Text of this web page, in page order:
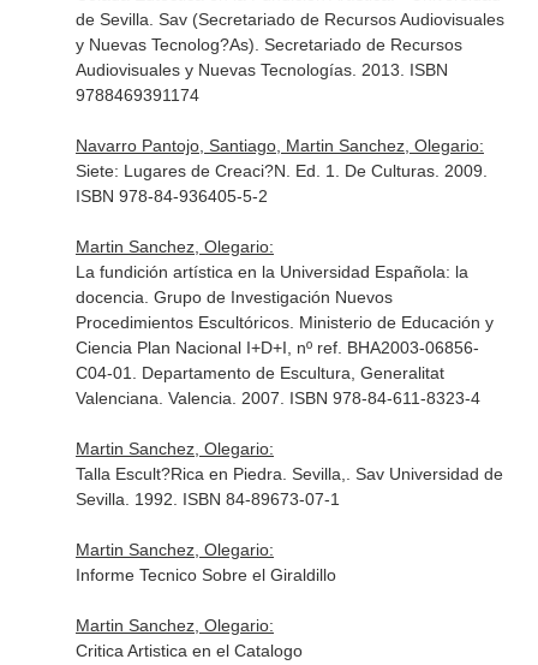
de Sevilla. Sav (Secretariado de Recursos Audiovisuales
y Nuevas Tecnolog?As). Secretariado de Recursos
Audiovisuales y Nuevas Tecnologías. 2013. ISBN
9788469391174
Navarro Pantojo, Santiago, Martin Sanchez, Olegario:
Siete: Lugares de Creaci?N. Ed. 1. De Culturas. 2009.
ISBN 978-84-936405-5-2
Martin Sanchez, Olegario:
La fundición artística en la Universidad Española: la
docencia. Grupo de Investigación Nuevos
Procedimientos Escultóricos. Ministerio de Educación y
Ciencia Plan Nacional I+D+I, nº ref. BHA2003-06856-
C04-01. Departamento de Escultura, Generalitat
Valenciana. Valencia. 2007. ISBN 978-84-611-8323-4
Martin Sanchez, Olegario:
Talla Escult?Rica en Piedra. Sevilla,. Sav Universidad de
Sevilla. 1992. ISBN 84-89673-07-1
Martin Sanchez, Olegario:
Informe Tecnico Sobre el Giraldillo
Martin Sanchez, Olegario:
Critica Artistica en el Catalogo